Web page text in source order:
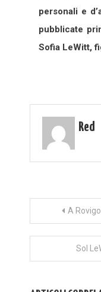
personali e
pubblicate
Sofia LeWitt,
Red
Navigazione
articoli
A
Sol